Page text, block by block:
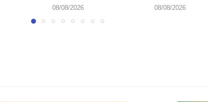
08/08/2026 08/08/2026